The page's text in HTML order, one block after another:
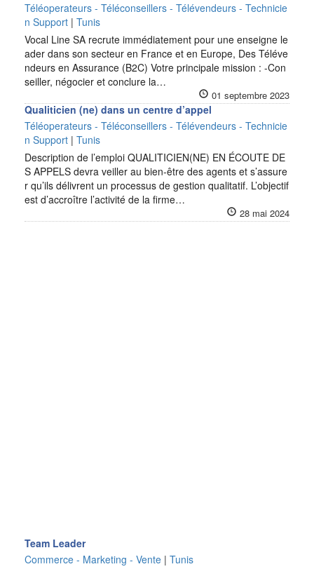
Téléoperateurs - Téléconseillers - Télévendeurs - Technicie
n Support | Tunis
Vocal Line SA recrute immédiatement pour une enseigne le
ader dans son secteur en France et en Europe, Des Téléve
ndeurs en Assurance (B2C) Votre principale mission : -Con
seiller, négocier et conclure la…
01 septembre 2023
Qualiticien (ne) dans un centre d’appel
Téléoperateurs - Téléconseillers - Télévendeurs - Technicie
n Support | Tunis
Description de l’emploi QUALITICIEN(NE) EN ÉCOUTE DE
S APPELS devra veiller au bien-être des agents et s’assure
r qu’ils délivrent un processus de gestion qualitatif. L’objectif
est d’accroître l’activité de la firme…
28 mai 2024
Team Leader
Commerce - Marketing - Vente | Tunis